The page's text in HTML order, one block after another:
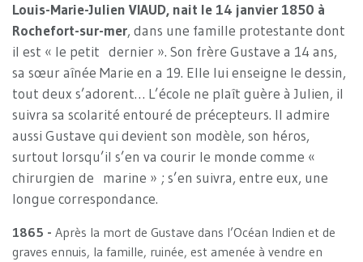
Louis-Marie-Julien VIAUD, nait le 14 janvier 1850 à
Rochefort-sur-mer, dans une famille protestante dont
il est « le petit dernier ». Son frère Gustave a 14 ans,
sa sœur aînée Marie en a 19. Elle lui enseigne le dessin,
tout deux s’adorent… L’école ne plaît guère à Julien, il
suivra sa scolarité entouré de précepteurs. Il admire
aussi Gustave qui devient son modèle, son héros,
surtout lorsqu’il s’en va courir le monde comme «
chirurgien de marine » ; s’en suivra, entre eux, une
longue correspondance.
1865 - Après la mort de Gustave dans l’Océan Indien et de
graves ennuis, la famille, ruinée, est amenée à vendre en